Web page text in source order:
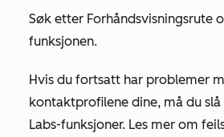
Søk etter Forhåndsvisningsrute
funksjonen.
Hvis du fortsatt har problemer
kontaktprofilene dine, må du slå
Labs-funksjoner. Les mer om